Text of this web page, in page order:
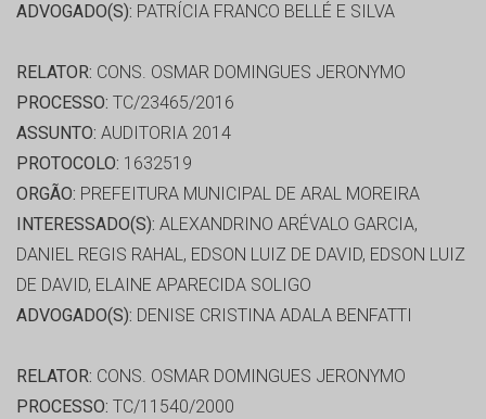
ADVOGADO(S): PATRÍCIA FRANCO BELLÉ E SILVA
RELATOR: CONS. OSMAR DOMINGUES JERONYMO
PROCESSO: TC/23465/2016
ASSUNTO: AUDITORIA 2014
PROTOCOLO: 1632519
ORGÃO: PREFEITURA MUNICIPAL DE ARAL MOREIRA
INTERESSADO(S): ALEXANDRINO ARÉVALO GARCIA,
DANIEL REGIS RAHAL, EDSON LUIZ DE DAVID, EDSON LUIZ
DE DAVID, ELAINE APARECIDA SOLIGO
ADVOGADO(S): DENISE CRISTINA ADALA BENFATTI
RELATOR: CONS. OSMAR DOMINGUES JERONYMO
PROCESSO: TC/11540/2000